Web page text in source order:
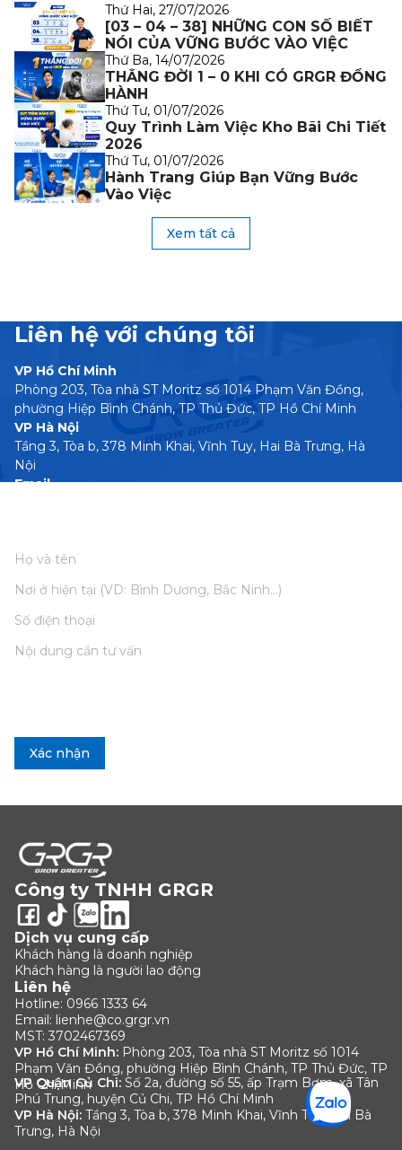
Thứ Hai, 27/07/2026
[03 – 04 – 38] NHỮNG CON SỐ BIẾT
NÓI CỦA VỮNG BƯỚC VÀO VIỆC
Thứ Ba, 14/07/2026
THẮNG ĐỜI 1 – 0 KHI CÓ GRGR ĐỒNG
HÀNH
Thứ Tư, 01/07/2026
Quy Trình Làm Việc Kho Bãi Chi Tiết
2026
Thứ Tư, 01/07/2026
Hành Trang Giúp Bạn Vững Bước
Vào Việc
Xem tất cả
Liên hệ với chúng tôi
VP Hồ Chí Minh
Phòng 203, Tòa nhà ST Moritz số 1014 Phạm Văn Đồng,
phường Hiệp Bình Chánh, TP Thủ Đức, TP Hồ Chí Minh
VP Hà Nội
Tầng 3, Tòa b, 378 Minh Khai, Vĩnh Tuy, Hai Bà Trưng, Hà
Nội
Email
Xác nhận
Công ty TNHH GRGR
Dịch vụ cung cấp
Khách hàng là doanh nghiệp
Khách hàng là người lao động
Liên hệ
Hotline: 0966 1333 64
Email: lienhe@co.grgr.vn
MST: 3702467369
VP Hồ Chí Minh: Phòng 203, Tòa nhà ST Moritz số 1014
Phạm Văn Đồng, phường Hiệp Bình Chánh, TP Thủ Đức, TP
Hồ Chí Minh
VP Quận Củ Chi: Số 2a, đường số 55, ấp Trạm Bơm, xã Tân
Phú Trung, huyện Củ Chi, TP Hồ Chí Minh
VP Hà Nội: Tầng 3, Tòa b, 378 Minh Khai, Vĩnh Tuy, Hai Bà
Trưng, Hà Nội